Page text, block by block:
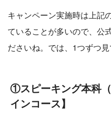
キャンペーン実施時は上記
ていることが多いので、公
ださいね。では、1つずつ見
①スピーキング本科
インコース】